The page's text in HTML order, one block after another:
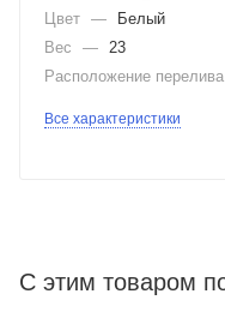
Цвет —
Белый
Вес
— 23
Расположение перелива
Все характеристики
С этим товаром